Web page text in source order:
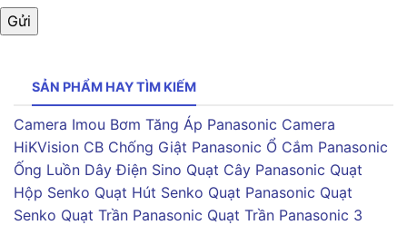
SẢN PHẨM HAY TÌM KIẾM
Camera Imou Bơm Tăng Áp Panasonic Camera
HiKVision CB Chống Giật Panasonic Ổ Cắm Panasonic
Ống Luồn Dây Điện Sino Quạt Cây Panasonic Quạt
Hộp Senko Quạt Hút Senko Quạt Panasonic Quạt
Senko Quạt Trần Panasonic Quạt Trần Panasonic 3